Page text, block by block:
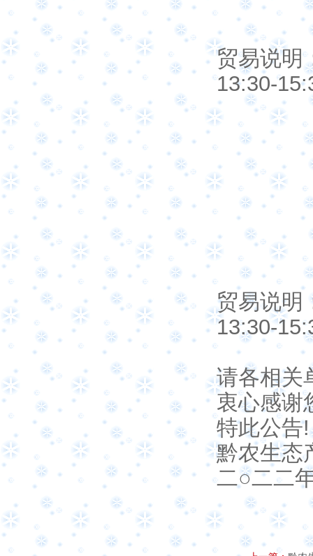
贸易说明
13:30-
贸易说明
13:30-
请各相关
衷心感谢
特此公告!
黔农生态
二○二二